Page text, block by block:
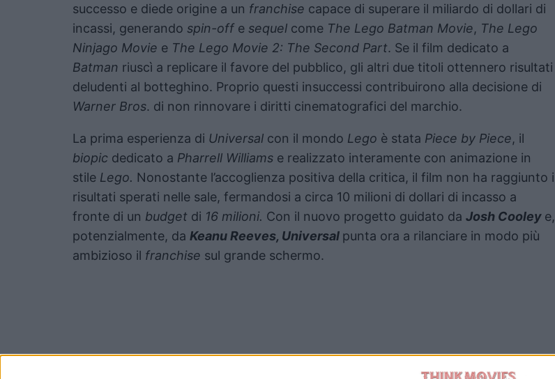
successo e diede origine a un franchise capace di superare il miliardo di dollari di
incassi, generando spin-off e sequel come The Lego Batman Movie, The Lego
Ninjago Movie e The Lego Movie 2: The Second Part. Se il film dedicato a
Batman riuscì a replicare il favore del pubblico, gli altri due titoli ottennero risultati
deludenti al botteghino. Proprio questi insuccessi contribuirono alla decisione di
Warner Bros. di non rinnovare i diritti cinematografici del marchio.
La prima esperienza di Universal con il mondo Lego è stata Piece by Piece, il
biopic dedicato a Pharrell Williams e realizzato interamente con animazione in
stile Lego. Nonostante l’accoglienza positiva della critica, il film non ha raggiunto i
risultati sperati nelle sale, fermandosi a circa 10 milioni di dollari di incasso a
fronte di un budget di 16 milioni. Con il nuovo progetto guidato da Josh Cooley e,
potenzialmente, da Keanu Reeves, Universal punta ora a rilanciare in modo più
ambizioso il franchise sul grande schermo.